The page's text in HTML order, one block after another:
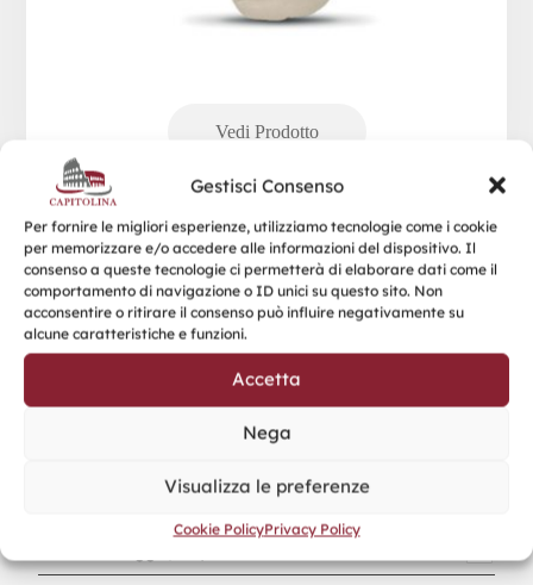
Gestisci Consenso
Per fornire le migliori esperienze, utilizziamo tecnologie come i cookie
per memorizzare e/o accedere alle informazioni del dispositivo. Il
consenso a queste tecnologie ci permetterà di elaborare dati come il
comportamento di navigazione o ID unici su questo sito. Non
acconsentire o ritirare il consenso può influire negativamente su
alcune caratteristiche e funzioni.
Accetta
Nega
Visualizza le preferenze
Cookie PolicyPrivacy Policy
Categorie Prodotto
Bambini & Giochi(78)